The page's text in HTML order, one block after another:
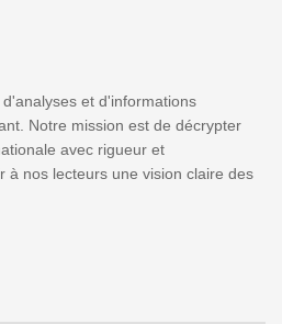
et d'informations
Notre mission est de décrypter
avec rigueur et
à nos lecteurs une vision claire des